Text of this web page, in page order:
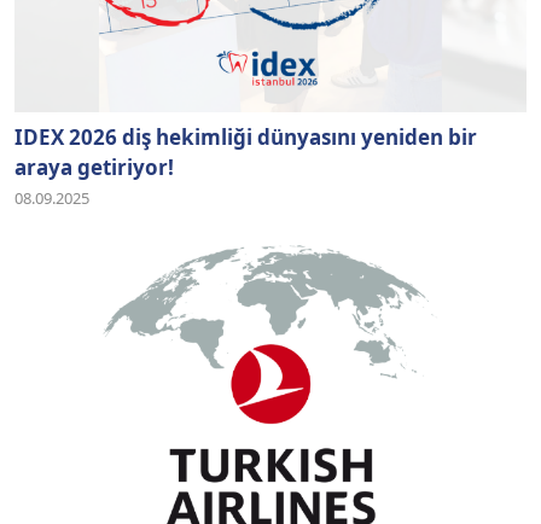
IDEX 2026 diş hekimliği dünyasını yeniden bir
araya getiriyor!
08.09.2025